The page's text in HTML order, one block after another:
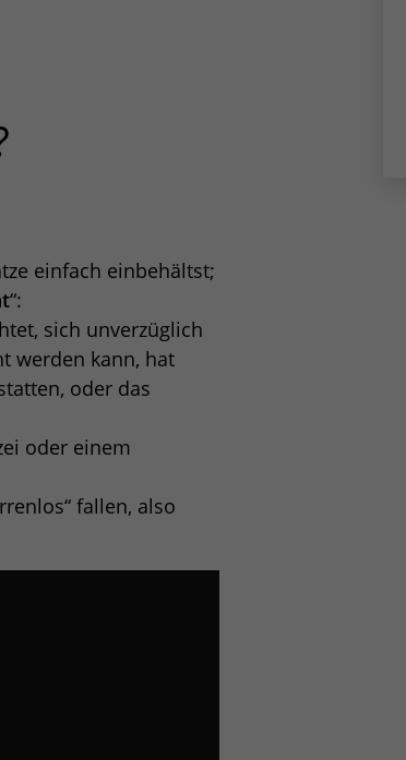
einfach einbehältst;
“:
sich unverzüglich
werden kann, hat
oder das
oder einem
fallen, also